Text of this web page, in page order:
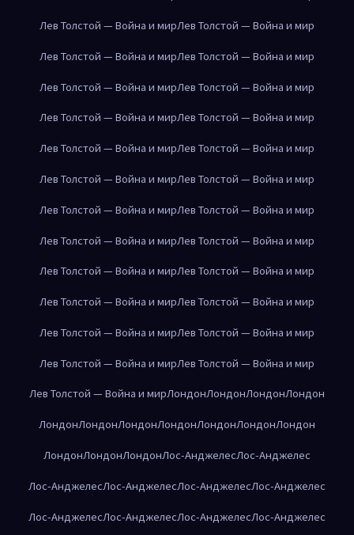
Лев Толстой — Война и мирЛев Толстой — Война и мир
Лев Толстой — Война и мирЛев Толстой — Война и мир
Лев Толстой — Война и мирЛев Толстой — Война и мир
Лев Толстой — Война и мирЛев Толстой — Война и мир
Лев Толстой — Война и мирЛев Толстой — Война и мир
Лев Толстой — Война и мирЛев Толстой — Война и мир
Лев Толстой — Война и мирЛев Толстой — Война и мир
Лев Толстой — Война и мирЛев Толстой — Война и мир
Лев Толстой — Война и мирЛев Толстой — Война и мир
Лев Толстой — Война и мирЛев Толстой — Война и мир
Лев Толстой — Война и мирЛев Толстой — Война и мир
Лев Толстой — Война и мирЛев Толстой — Война и мир
Лев Толстой — Война и мирЛондонЛондонЛондонЛондон
ЛондонЛондонЛондонЛондонЛондонЛондонЛондон
ЛондонЛондонЛондонЛос-АнджелесЛос-Анджелес
Лос-АнджелесЛос-АнджелесЛос-АнджелесЛос-Анджелес
Лос-АнджелесЛос-АнджелесЛос-АнджелесЛос-Анджелес